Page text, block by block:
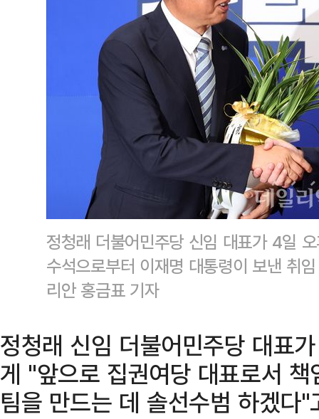
정청래 더불어민주당 신임 대표가 4일
수석으로부터 이재명 대통령이 보낸 취
리안 홍금표 기자
정청래 신임 더불어민주당 대표
게 "앞으로 집권여당 대표로서
팀을 만드는 데 솔선수범 하겠다"